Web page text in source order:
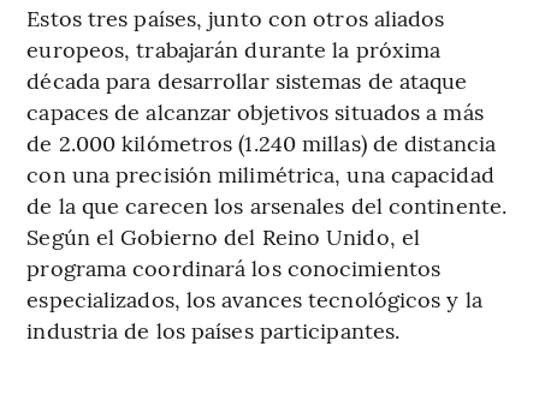
Estos tres países, junto con otros aliados
europeos, trabajarán durante la próxima
década para desarrollar sistemas de ataque
capaces de alcanzar objetivos situados a más
de 2.000 kilómetros (1.240 millas) de distancia
con una precisión milimétrica, una capacidad
de la que carecen los arsenales del continente.
Según el Gobierno del Reino Unido, el
programa coordinará los conocimientos
especializados, los avances tecnológicos y la
industria de los países participantes.